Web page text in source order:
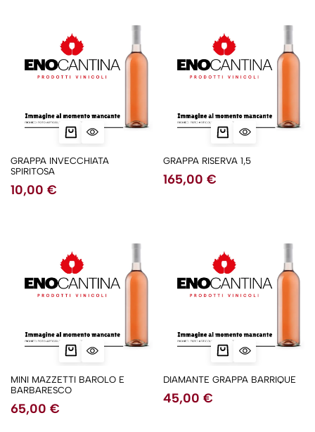
GRAPPA INVECCHIATA
SPIRITOSA
10,00 €
GRAPPA RISERVA 1,5
165,00 €
MINI MAZZETTI BAROLO E
BARBARESCO
65,00 €
DIAMANTE GRAPPA BARRIQUE
45,00 €